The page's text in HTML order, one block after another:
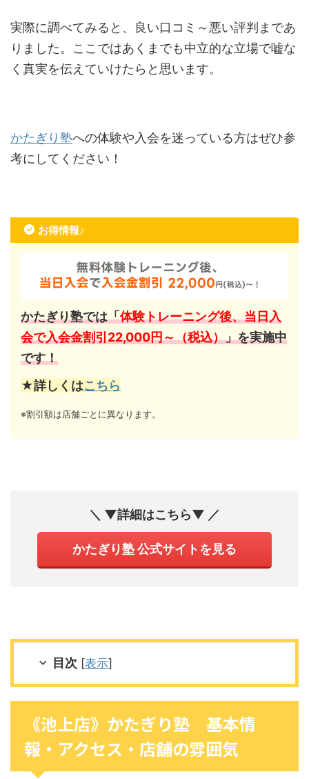
実際に調べてみると、良い口コミ～悪い評判まであ
りました。ここではあくまでも中立的な立場で嘘な
く真実を伝えていけたらと思います。
かたぎり塾への体験や入会を迷っている方はぜひ参
考にしてください！
お得情報♪
かたぎり塾では「体験トレーニング後、当日入
会で入会金割引22,000円～（税込）」を実施中
です！
★詳しくはこちら
※割引額は店舗ごとに異なります。
＼ ▼詳細はこちら▼ ／
かたぎり塾 公式サイトを見る
目次 [表示]
《池上店》かたぎり塾 基本情
報・アクセス・店舗の雰囲気